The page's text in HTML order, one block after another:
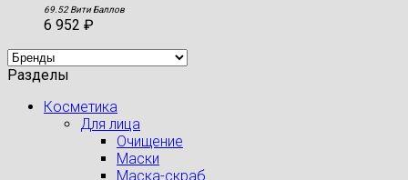
69.52 Вити Баллов
6 952 ₽
Разделы
Косметика
Для лица
Очищение
Маски
Маска-скраб